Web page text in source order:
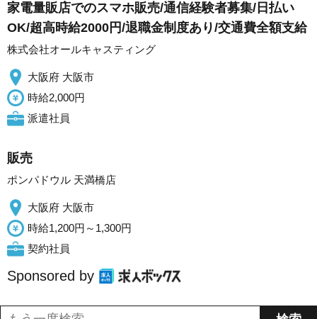
家電量販店でのスマホ販売/通信経験者募集/日払い
OK/超高時給2000円/退職金制度あり/交通費全額支給
株式会社オールキャスティング
大阪府 大阪市
時給2,000円
派遣社員
販売
ポンパドウル 天満橋店
大阪府 大阪市
時給1,200円～1,300円
契約社員
Sponsored by